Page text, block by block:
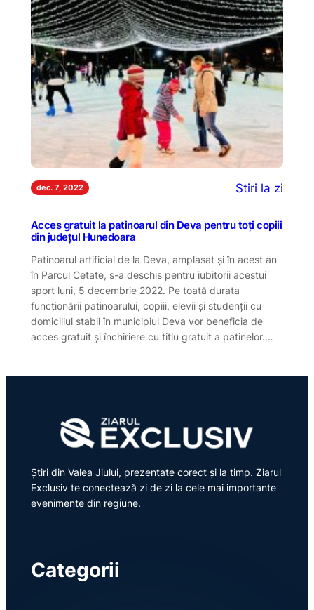
dec. 7, 2022 Stiri la zi
Acces gratuit la patinoarul din Deva pentru toți copiii
din județul Hunedoara
Patinoarul artificial de la Deva, amplasat şi în acest an
în Parcul Cetate, s-a deschis pentru iubitorii acestui
sport luni, 5 decembrie 2022. Pe toată durata
funcționării patinoarului, copiii, elevii și studenții cu
domiciliul stabil în municipiul Deva vor beneficia de
acces gratuit și închiriere cu titlu gratuit a patinelor.…
Știri din Valea Jiului, prezentate corect și la timp. Ziarul
Exclusiv te conectează zi de zi la cele mai importante
evenimente din regiune.
Categorii